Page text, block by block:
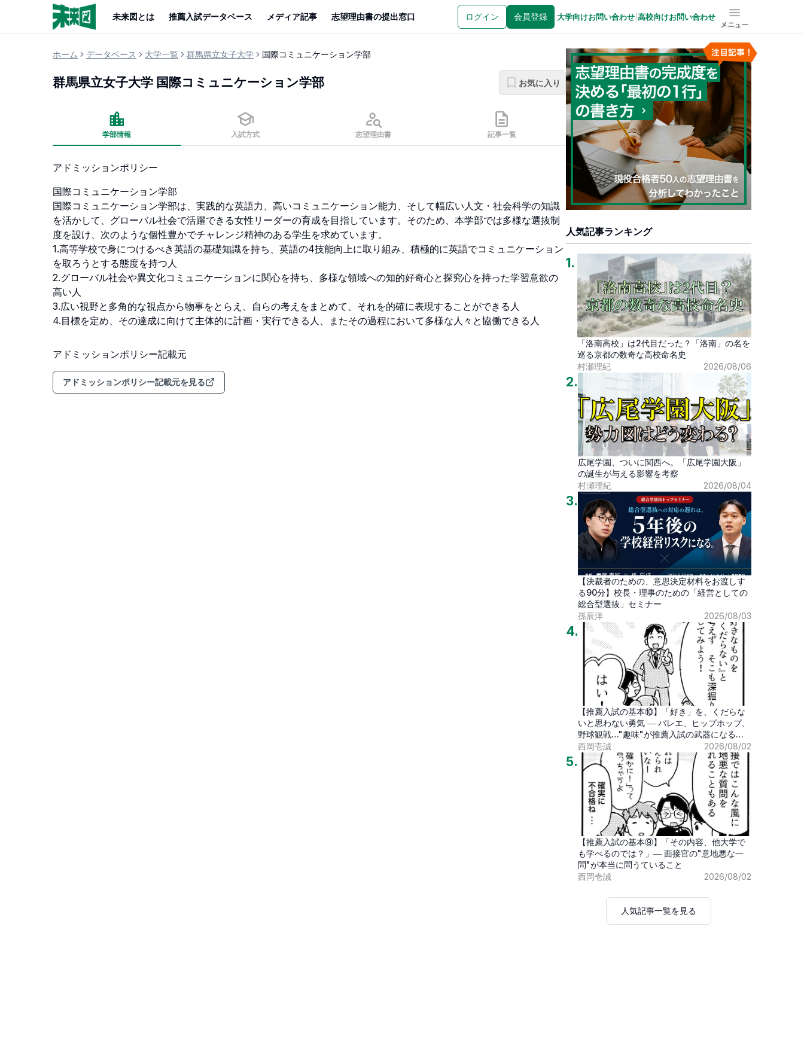
未来図とは 推薦入試データベース メディア記事 志望理由書の提出窓口 ログイン 会員登録 大学向けお問い合わせ 高校向けお問い合わせ メニュー
ホーム データベース 大学一覧 群馬県立女子大学 国際コミュニケーション学部
群馬県立女子大学 国際コミュニケーション学部 お気に入り
学部情報 入試方式 志望理由書 記事一覧
アドミッションポリシー
国際コミュニケーション学部
国際コミュニケーション学部は、実践的な英語力、高いコミュニケーション能力、そして幅広い人文・社会科学の知識
を活かして、グローバル社会で活躍できる女性リーダーの育成を目指しています。そのため、本学部では多様な選抜制
度を設け、次のような個性豊かでチャレンジ精神のある学生を求めています。
1.高等学校で身につけるべき英語の基礎知識を持ち、英語の4技能向上に取り組み、積極的に英語でコミュニケーション
を取ろうとする態度を持つ人
2.グローバル社会や異文化コミュニケーションに関心を持ち、多様な領域への知的好奇心と探究心を持った学習意欲の
高い人
3.広い視野と多角的な視点から物事をとらえ、自らの考えをまとめて、それを的確に表現することができる人
4.目標を定め、その達成に向けて主体的に計画・実行できる人、またその過程において多様な人々と協働できる人
アドミッションポリシー記載元
アドミッションポリシー記載元を見る
人気記事ランキング
1.
「洛南高校」は2代目だった？「洛南」の名を
巡る京都の数奇な高校命名史
村瀬理紀
2026/08/06
2.
広尾学園、ついに関西へ。「広尾学園大阪」
の誕生が与える影響を考察
村瀬理紀
2026/08/04
3.
【決裁者のための、意思決定材料をお渡しす
る90分】校長・理事のための「経営としての
総合型選抜」セミナー
孫辰洋
2026/08/03
4.
【推薦入試の基本⑩】「好き」を、くだらな
いと思わない勇気 ― バレエ、ヒップホップ、
野球観戦…"趣味"が推薦入試の武器になる時
代
西岡壱誠 2026/08/02
5.
【推薦入試の基本⑨】「その内容、他大学で
も学べるのでは？」― 面接官の"意地悪な一
問"が本当に問うていること
西岡壱誠
2026/08/02
人気記事一覧を見る